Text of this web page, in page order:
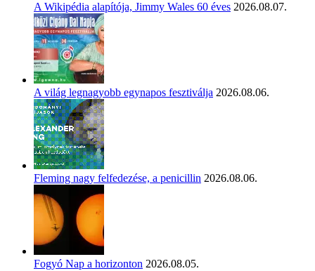
A Wikipédia alapítója, Jimmy Wales 60 éves 2026.08.07.
A világ legnagyobb egynapos fesztiválja 2026.08.06.
Fleming nagy felfedezése, a penicillin 2026.08.06.
Fogyó Nap a horizonton 2026.08.05.